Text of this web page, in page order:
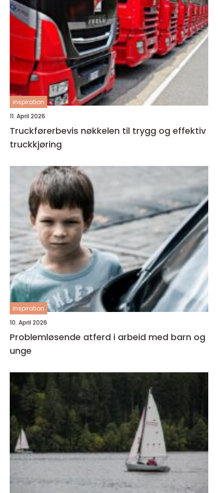
inspiration
11. April 2026
Truckførerbevis nøkkelen til trygg og effektiv
truckkjøring
inspiration
10. April 2026
Problemløsende atferd i arbeid med barn og
unge